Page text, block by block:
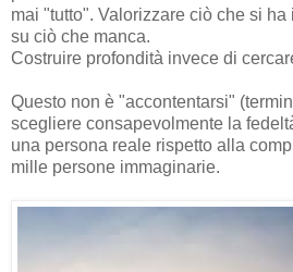
mai "tutto". Valorizzare ciò che si
su ciò che manca.
Costruire profondità invece di
Questo non è "accontentarsi"
scegliere consapevolmente la
una persona reale rispetto alla
mille persone immaginarie.